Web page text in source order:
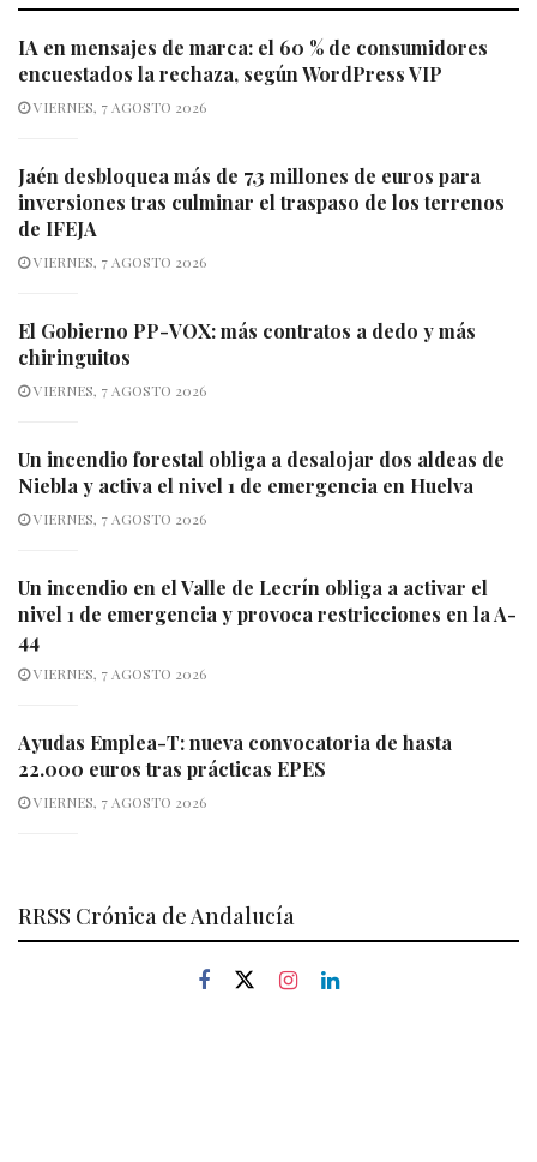
IA en mensajes de marca: el 60 % de consumidores
encuestados la rechaza, según WordPress VIP
VIERNES, 7 AGOSTO 2026
Jaén desbloquea más de 7,3 millones de euros para
inversiones tras culminar el traspaso de los terrenos
de IFEJA
VIERNES, 7 AGOSTO 2026
El Gobierno PP-VOX: más contratos a dedo y más
chiringuitos
VIERNES, 7 AGOSTO 2026
Un incendio forestal obliga a desalojar dos aldeas de
Niebla y activa el nivel 1 de emergencia en Huelva
VIERNES, 7 AGOSTO 2026
Un incendio en el Valle de Lecrín obliga a activar el
nivel 1 de emergencia y provoca restricciones en la A-
44
VIERNES, 7 AGOSTO 2026
Ayudas Emplea-T: nueva convocatoria de hasta
22.000 euros tras prácticas EPES
VIERNES, 7 AGOSTO 2026
RRSS Crónica de Andalucía